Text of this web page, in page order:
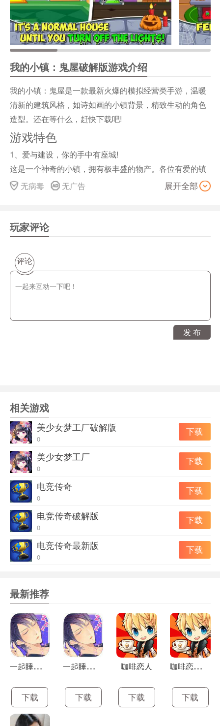
我的小镇：鬼屋破解版游戏介绍
我的小镇：鬼屋是一款最新火爆的模拟经营类手游，温暖
清新的建筑风格，如诗如画的小镇背景，精致生动的角色
造型。还在等什么，赶快下载吧!
游戏特色
1、爱与建设，你的手中有座城!
这是一个神奇的小镇，拥有极丰盛的物产。各位有爱的镇
长，快来开垦农田、扩张土地、建设工坊、种植作物、生
清新、细腻的建筑风格，繁花似锦的欧式庭院，浓墨重彩
的烟雨江南，热情明媚的水上之都……梦幻场景一一呈现!
还有萝莉、正太、御姐与大叔，众多个性NPC居民齐聚小
镇，与你齐心协力打造梦想之城!
3、广交好友，社交乐无穷!
车场等互动玩法，让你与好友都获得大量收益，要经常在
5、扭蛋玩法，无法抵抗的收集诱惑!
特殊建筑、特殊NPC、特殊车等，只能从各种扭蛋获得哦!
无论使用钻石、金币还是爱心，总有一款扭蛋能吸引你!收
集控还在等什么?赶紧扭起来吧!
游戏亮点
1、与我的小镇：博物馆有一样的人物。
2、保存模式，游戏关闭时，你总是可以继续在你最后的存
档点玩!
3、多点触控功能，与家人和朋友一起玩。
4、每个房子配有6间客房和大量的道具，食品和服装。
5、我的小镇和5级新的人物一起玩!
无病毒 无广告 展开全部
玩家评论
评论
发 布
相关游戏
美少女梦工厂破解版
0
下载
美少女梦工厂
0
下载
电竞传奇
0
下载
电竞传奇破解版
0
下载
电竞传奇最新版
0
下载
最新推荐
一
起睡吗中文版
下载
一
起睡吗破解版
下载
咖啡恋人
下载
咖
啡恋人破解版
下载